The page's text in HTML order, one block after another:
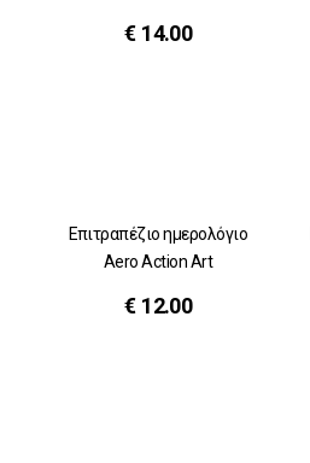
€ 14.00
Επιτραπέζιο ημερολόγιο
Aero Action Art
€ 12.00